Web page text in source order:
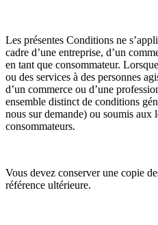
Les présentes Conditions ne
cadre d’une entreprise, d’un
en tant que consommateur.
ou des services à des personnes
d’un commerce ou d’une
ensemble distinct de conditions
nous sur demande) ou soumis aux
consommateurs.
Vous devez conserver une copie
référence ultérieure.